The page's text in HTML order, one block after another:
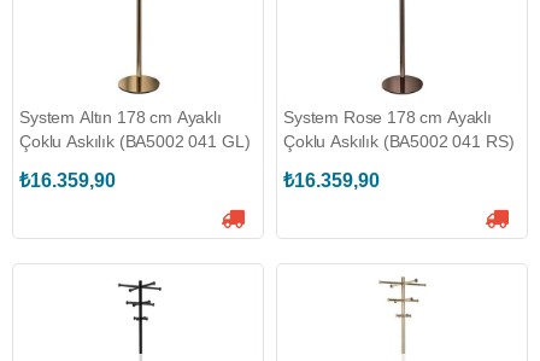
System Altın 178 cm Ayaklı
Çoklu Askılık (BA5002 041 GL)
₺16.359,90
System Rose 178 cm Ayaklı
Çoklu Askılık (BA5002 041 RS)
₺16.359,90